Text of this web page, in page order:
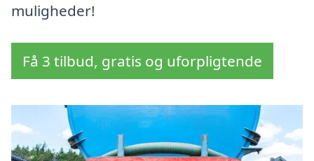
muligheder!
Få 3 tilbud, gratis og uforpligtende